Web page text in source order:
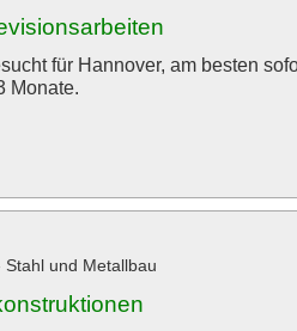
für Hannover, am besten
Monate.
und Metallbau